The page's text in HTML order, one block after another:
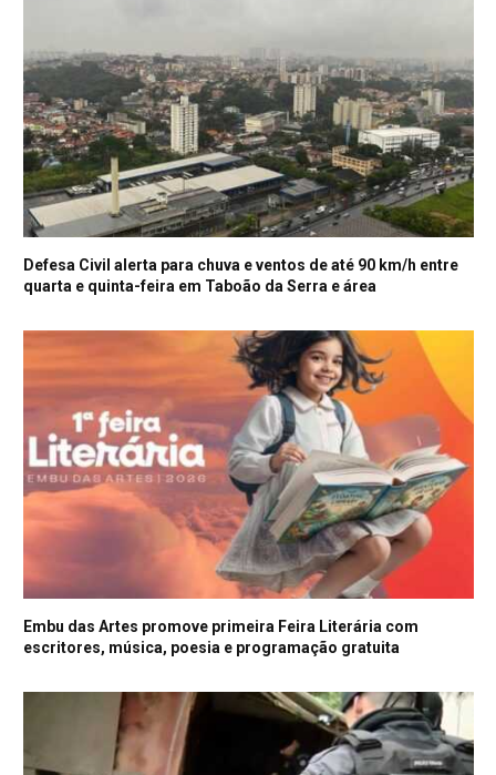
Defesa Civil alerta para chuva e ventos de até 90 km/h entre
quarta e quinta-feira em Taboão da Serra e área
Embu das Artes promove primeira Feira Literária com
escritores, música, poesia e programação gratuita